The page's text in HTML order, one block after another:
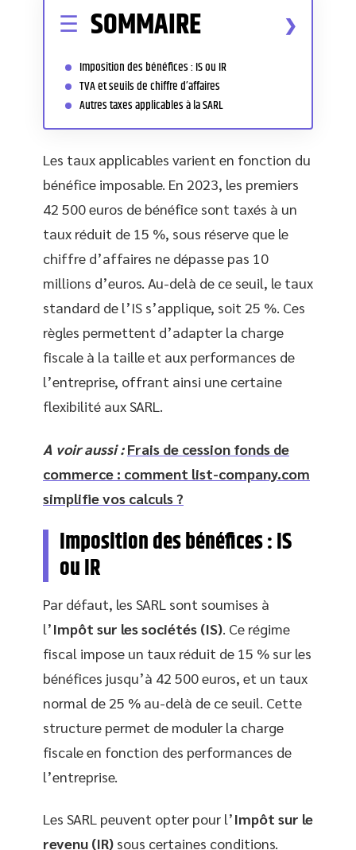
SOMMAIRE
Imposition des bénéfices : IS ou IR
TVA et seuils de chiffre d’affaires
Autres taxes applicables à la SARL
Les taux applicables varient en fonction du
bénéfice imposable. En 2023, les premiers
42 500 euros de bénéfice sont taxés à un
taux réduit de 15 %, sous réserve que le
chiffre d’affaires ne dépasse pas 10
millions d’euros. Au-delà de ce seuil, le taux
standard de l’IS s’applique, soit 25 %. Ces
règles permettent d’adapter la charge
fiscale à la taille et aux performances de
l’entreprise, offrant ainsi une certaine
flexibilité aux SARL.
A voir aussi : Frais de cession fonds de
commerce : comment list-company.com
simplifie vos calculs ?
Imposition des bénéfices : IS
ou IR
Par défaut, les SARL sont soumises à
l’Impôt sur les sociétés (IS) . Ce régime
fiscal impose un taux réduit de 15 % sur les
bénéfices jusqu’à 42 500 euros, et un taux
normal de 25 % au-delà de ce seuil. Cette
structure permet de moduler la charge
fiscale en fonction des performances de
l’entreprise.
Les SARL peuvent opter pour l’Impôt sur le
revenu (IR) sous certaines conditions.